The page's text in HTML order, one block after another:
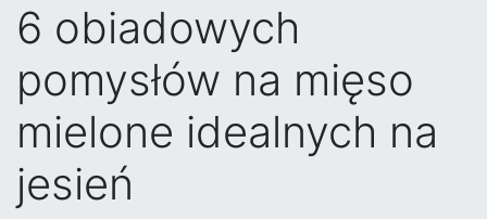
6 obiadowych
pomysłów na mięso
mielone idealnych na
jesień